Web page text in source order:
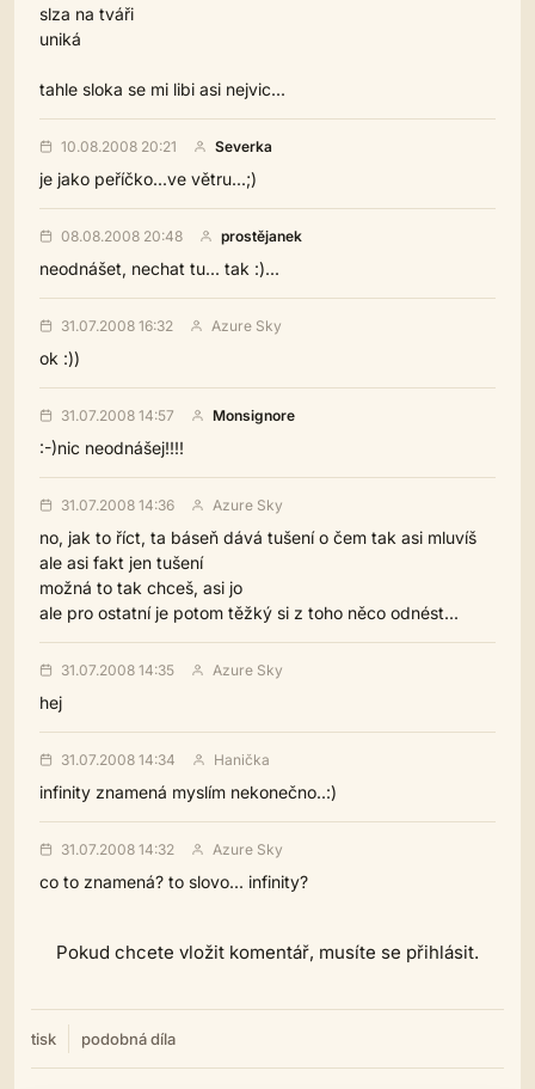
slza na tváři
uniká
tahle sloka se mi libi asi nejvic...
10.08.2008 20:21 Severka
je jako peříčko...ve větru...;)
08.08.2008 20:48 prostějanek
neodnášet, nechat tu... tak :)...
31.07.2008 16:32 Azure Sky
ok :))
31.07.2008 14:57 Monsignore
:-)nic neodnášej!!!!
31.07.2008 14:36 Azure Sky
no, jak to říct, ta báseň dává tušení o čem tak asi mluvíš
ale asi fakt jen tušení
možná to tak chceš, asi jo
ale pro ostatní je potom těžký si z toho něco odnést...
31.07.2008 14:35 Azure Sky
hej
31.07.2008 14:34 Hanička
infinity znamená myslím nekonečno..:)
31.07.2008 14:32 Azure Sky
co to znamená? to slovo... infinity?
Pokud chcete vložit komentář, musíte se přihlásit.
tisk podobná díla